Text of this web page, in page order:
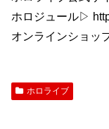
ホロジュール▷
オンラインショッ
ホロライブ